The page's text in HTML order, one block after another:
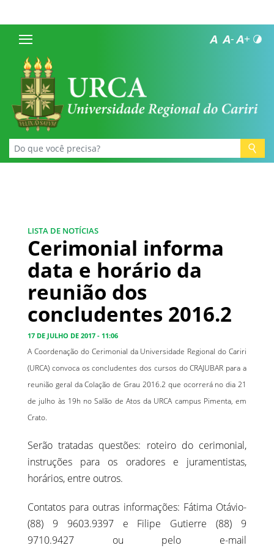
LISTA DE NOTÍCIAS
Cerimonial informa
data e horário da
reunião dos
concludentes 2016.2
17 DE JULHO DE 2017 - 11:06
A Coordenação do Cerimonial da Universidade Regional do Cariri
(URCA) convoca os concludentes dos cursos do CRAJUBAR para a
reunião geral da Colação de Grau 2016.2 que ocorrerá no dia 21
de julho às 19h no Salão de Atos da URCA campus Pimenta, em
Crato.
Serão tratadas questões: roteiro do cerimonial,
instruções para os oradores e juramentistas,
horários, entre outros.
Contatos para outras informações: Fátima Otávio-
(88) 9 9603.9397 e Filipe Gutierre (88) 9
9710.9427 ou pelo e-mail